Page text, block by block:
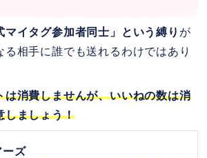
マイタグ参加者同士」という縛り が
る相手に誰でも送れるわけではあり
は消費しませんが、いいねの数は消
しましょう！
ーズ